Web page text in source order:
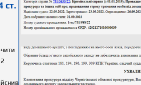
ст.